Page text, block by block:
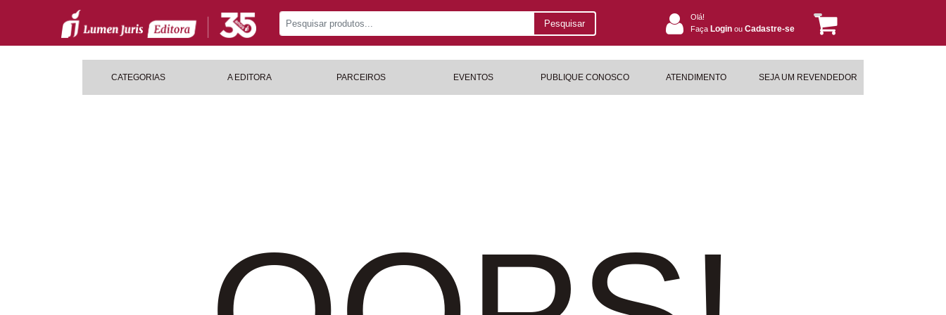
Pesquisar
Olá!
Faça Login ou Cadastre-se
CATEGORIAS A EDITORA PARCEIROS EVENTOS PUBLIQUE CONOSCO ATENDIMENTO SEJA UM REVENDEDOR